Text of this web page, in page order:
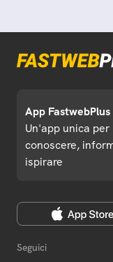
App FastwebPlus
Un'app unica per
conoscere,
ispirare
Seguici